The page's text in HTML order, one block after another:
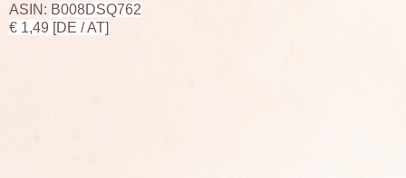
ASIN: B008DSQ762
€ 1,49 [DE / AT]